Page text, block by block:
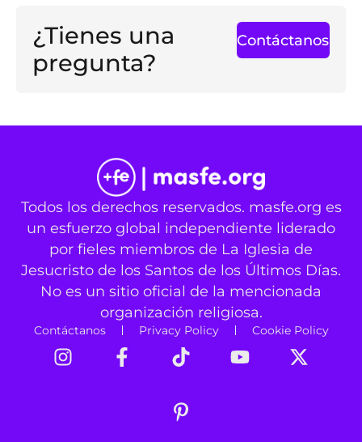
¿Tienes una
pregunta?
Contáctanos
Todos los derechos reservados. masfe.org es
un esfuerzo global independiente liderado
por fieles miembros de La Iglesia de
Jesucristo de los Santos de los Últimos Días.
No es un sitio oficial de la mencionada
organización religiosa.
Contáctanos Privacy Policy Cookie Policy